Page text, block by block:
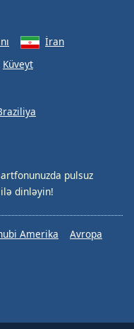
İran
Küveyt
pulsuz
dinləyin!
Amerika
Avropa